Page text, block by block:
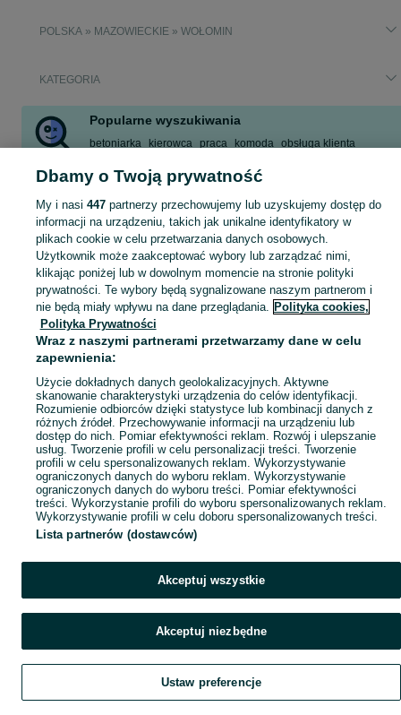
POLSKA » MAZOWIECKIE » WOŁOMIN
KATEGORIA
Popularne wyszukiwania
betoniarka kierowca praca komoda obsługa klienta
Skorzystaj z największego serwisu ogłoszeniowego - Wołomin i okolice! Kupuj to, czego pragniesz i sprzedawaj to, czego już nie potrzebujesz!
Mapa kategorii
Mapa miejscowości
Mapa ministron
Popularne wyszukiwania
Szukaj Obserwujesz Dodaj Czat Konto
Dbamy o Twoją prywatność
My i nasi 447partnerzy przechowujemy lub uzyskujemy dostęp do
informacji na urządzeniu, takich jak unikalne identyfikatory w
plikach cookie w celu przetwarzania danych osobowych.
Użytkownik może zaakceptować wybory lub zarządzać nimi,
klikając poniżej lub w dowolnym momencie na stronie polityki
prywatności. Te wybory będą sygnalizowane naszym partnerom i
nie będą miały wpływu na dane przeglądania. Polityka cookies,
Polityka Prywatności
Wraz z naszymi partnerami przetwarzamy dane w celu
zapewnienia:
Użycie dokładnych danych geolokalizacyjnych. Aktywne
skanowanie charakterystyki urządzenia do celów identyfikacji.
Rozumienie odbiorców dzięki statystyce lub kombinacji danych z
różnych źródeł. Przechowywanie informacji na urządzeniu lub
dostęp do nich. Pomiar efektywności reklam. Rozwój i ulepszanie
usług. Tworzenie profili w celu personalizacji treści. Tworzenie
profili w celu spersonalizowanych reklam. Wykorzystywanie
ograniczonych danych do wyboru reklam. Wykorzystywanie
ograniczonych danych do wyboru treści. Pomiar efektywności
treści. Wykorzystanie profili do wyboru spersonalizowanych reklam.
Wykorzystywanie profili w celu doboru spersonalizowanych treści.
Lista partnerów (dostawców)
Akceptuj wszystkie
Akceptuj niezbędne
Ustaw preferencje